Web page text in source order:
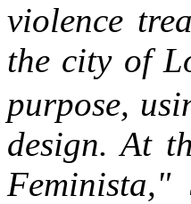
violence
the city of
purpose,
design. At